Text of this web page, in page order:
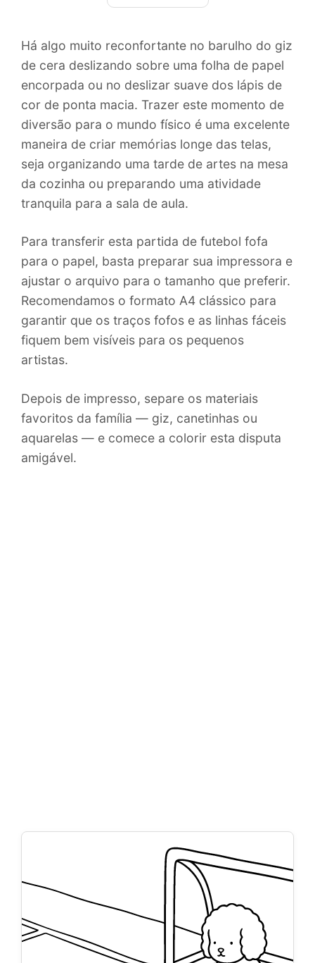
Há algo muito reconfortante no barulho do giz
de cera deslizando sobre uma folha de papel
encorpada ou no deslizar suave dos lápis de
cor de ponta macia. Trazer este momento de
diversão para o mundo físico é uma excelente
maneira de criar memórias longe das telas,
seja organizando uma tarde de artes na mesa
da cozinha ou preparando uma atividade
tranquila para a sala de aula.
Para transferir esta partida de futebol fofa
para o papel, basta preparar sua impressora e
ajustar o arquivo para o tamanho que preferir.
Recomendamos o formato A4 clássico para
garantir que os traços fofos e as linhas fáceis
fiquem bem visíveis para os pequenos
artistas.
Depois de impresso, separe os materiais
favoritos da família — giz, canetinhas ou
aquarelas — e comece a colorir esta disputa
amigável.